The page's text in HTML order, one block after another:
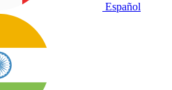
Español